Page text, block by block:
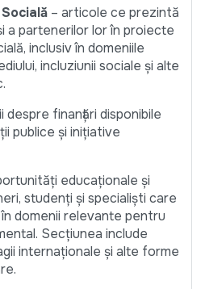
– articole ce prezintă
a partenerilor lor în proiecte
inclusiv în domeniile
incluziunii sociale și alte
despre finanțări disponibile
publice și inițiative
educaționale și
studenți și specialiști care
domenii relevante pentru
Secțiunea include
internaționale și alte forme